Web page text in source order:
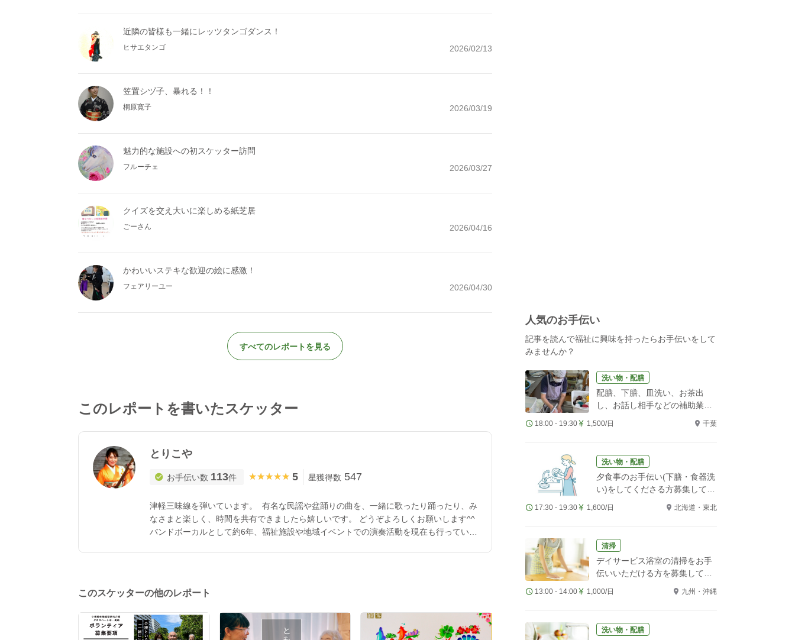
近隣の皆様も一緒にレッツタンゴダンス！
ヒサエタンゴ 2026/02/13
笠置シヅ子、暴れる！！
桐原寛子 2026/03/19
魅力的な施設への初スケッター訪問
フルーチェ 2026/03/27
クイズを交え大いに楽しめる紙芝居
ごーさん 2026/04/16
かわいいステキな歓迎の絵に感激！
フェアリーユー 2026/04/30
すべてのレポートを見る
このレポートを書いたスケッター
とりこや
お手伝い数 113件 ★★★★★
★★★★★ 5 星獲得数 547
津軽三味線を弾いています。 有名な民謡や盆踊りの曲を、一緒に歌ったり踊ったり、み
なさまと楽しく、時間を共有できましたら嬉しいです。 どうぞよろしくお願いします^^
バンドボーカルとして約6年、福祉施設や地域イベントでの演奏活動を現在も行っていま
このスケッターの他のレポート
人気のお手伝い
記事を読んで福祉に興味を持ったらお手伝いをして
みませんか？
洗い物・配膳
配膳、下膳、皿洗い、お茶出
し、お話し相手などの補助業務
18:00 - 19:30 1,500/日 千葉
洗い物・配膳
夕食事のお手伝い(下膳・食器洗
い)をしてくださる方募集してい
17:30 - 19:30 1,600/日 北海道・東北
清掃
デイサービス浴室の清掃をお手
伝いいただける方を募集してい
13:00 - 14:00 1,000/日 九州・沖縄
洗い物・配膳